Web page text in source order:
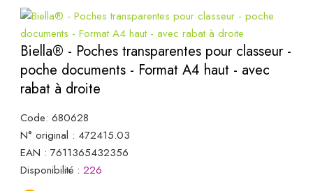
Biella® - Poches transparentes pour classeur -
poche documents - Format A4 haut - avec
rabat à droite
Code: 680628
N° original : 472415.03
EAN : 7611365432356
Disponibilité : 226